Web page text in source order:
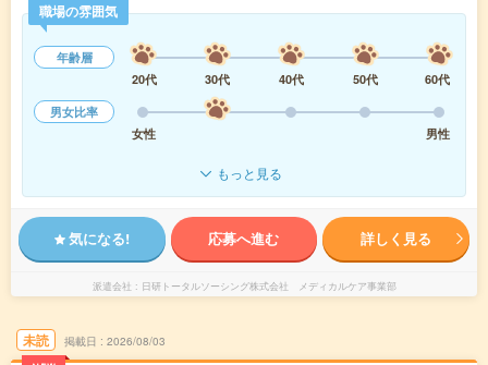
職場の雰囲気
年齢層
20代
30代 40代 50代
60代
男女比率
女性
男性
もっと見る
気になる! 応募へ進む 詳しく見る
派遣会社 日研トータルソーシング株式会社 メディカルケア事業部
未読 掲載日 2026/08/03